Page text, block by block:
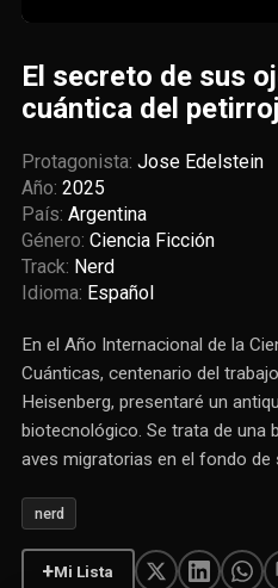
El secreto de sus
cuántica del
Protagonista: Jose Edelstein
Año: 2025
País: Argentina
Género: Ciencia Ficción
Track: Nerd
Idioma: Español
En el Año Internacional de la
Cuánticas, centenario del
Heisenberg, presentaré un
biotecnológico. Se trata de una
aves migratorias en el fondo de
nerd
+Mi Lista